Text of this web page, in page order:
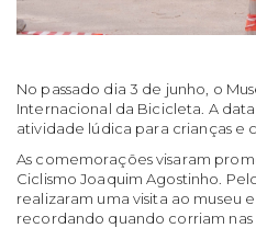
No passado dia 3 de junho, o
Internacional da Bicicleta. A
atividade lúdica para crianças e
As comemorações visaram
Ciclismo Joaquim Agostinho.
realizaram uma visita ao museu
recordando quando corriam nas